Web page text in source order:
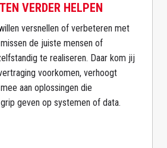
VERDER HELPEN
versnellen of verbeteren met
de juiste mensen of
te realiseren. Daar kom jij
voorkomen, verhoogt
aan oplossingen die
geven op systemen of data.